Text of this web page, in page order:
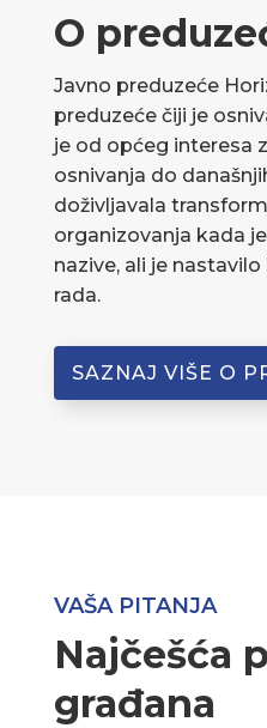
O
Javno preduzeće
preduzeće čiji je
je od općeg interesa
osnivanja do
doživljavala
organizovanja kada
nazive, ali je
rada.
SAZNAJ VIŠE O
VAŠA PITANJA
Najčešća
građana